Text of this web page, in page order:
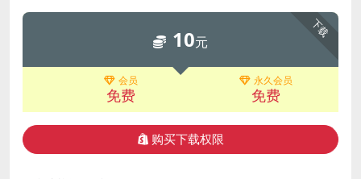
下载
10元
会员
免费
永久会员
免费
购买下载权限